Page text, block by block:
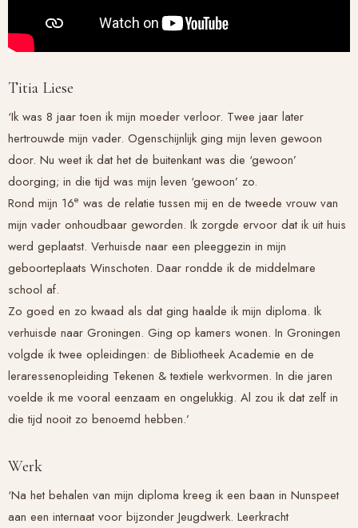
Titia Liese
‘Ik was 8 jaar toen ik mijn moeder verloor. Twee jaar later
hertrouwde mijn vader. Ogenschijnlijk ging mijn leven gewoon
door. Nu weet ik dat het de buitenkant was die ‘gewoon’
doorging; in die tijd was mijn leven ‘gewoon’ zo.
Rond mijn 16e was de relatie tussen mij en de tweede vrouw van
mijn vader onhoudbaar geworden. Ik zorgde ervoor dat ik uit huis
werd geplaatst. Verhuisde naar een pleeggezin in mijn
geboorteplaats Winschoten. Daar rondde ik de middelmare
school af.
Zo goed en zo kwaad als dat ging haalde ik mijn diploma. Ik
verhuisde naar Groningen. Ging op kamers wonen. In Groningen
volgde ik twee opleidingen: de Bibliotheek Academie en de
leraressenopleiding Tekenen & textiele werkvormen. In die jaren
voelde ik me vooral eenzaam en ongelukkig. Al zou ik dat zelf in
die tijd nooit zo benoemd hebben.’
Werk
‘Na het behalen van mijn diploma kreeg ik een baan in Nunspeet
aan een internaat voor bijzonder Jeugdwerk. Leerkracht